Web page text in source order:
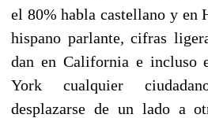
el 80% habla castellano y en
hispano parlante, cifras
dan en California e incluso
York cualquier
desplazarse de un lado a